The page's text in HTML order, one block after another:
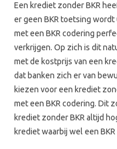
Een krediet zonder BKR
er geen BKR toetsing
met een BKR codering
verkrijgen. Op zich is dit
met de kostprijs van een
dat banken zich er van
kiezen voor een krediet
met een BKR codering. Dit
krediet zonder BKR altijd
krediet waarbij wel een